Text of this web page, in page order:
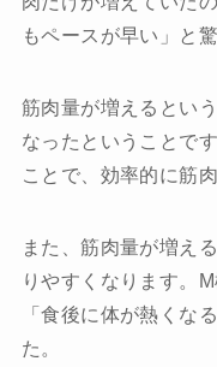
もペースが早い」と
筋肉量が増えるとい
なったということで
ことで、効率的に筋
また、筋肉量が増え
りやすくなります。
「食後に体が熱くな
た。